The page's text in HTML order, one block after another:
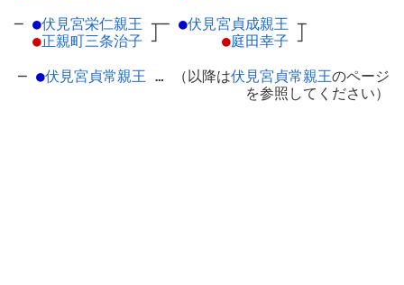
─ ●伏見宮栄仁親王 ┬
●正親町三条治子 ┘
─ ●伏見宮貞成親王 ┬
●庭田幸子 ┘
─ ●伏見宮貞常親王 … （以降は伏見宮貞常親王のページ
を参照してください）